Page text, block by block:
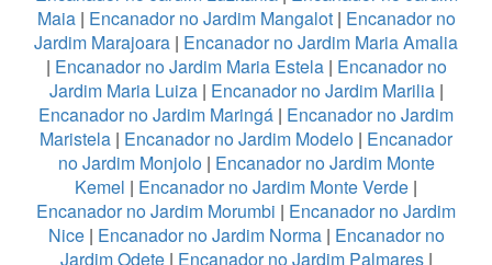
Maia| Encanador no Jardim Mangalot| Encanador no
Jardim Marajoara | Encanador no Jardim Maria Amalia
| Encanador no Jardim Maria Estela| Encanador no
Jardim Maria Luiza| Encanador no Jardim Marilia|
Encanador no Jardim Maringá | Encanador no Jardim
Maristela | Encanador no Jardim Modelo | Encanador
no Jardim Monjolo| Encanador no Jardim Monte
Kemel | Encanador no Jardim Monte Verde |
Encanador no Jardim Morumbi | Encanador no Jardim
Nice| Encanador no Jardim Norma| Encanador no
Jardim Odete| Encanador no Jardim Palmares|